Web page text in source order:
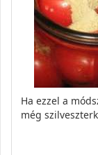
Ha ezzel a
még